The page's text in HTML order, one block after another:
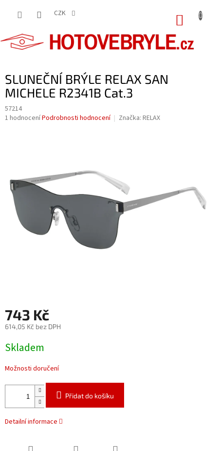
CZK
SLUNEČNÍ BRÝLE RELAX SAN
MICHELE R2341B Cat.3
57214
Průměrné
hvězdiček.
1 hodnoceníPodrobnosti hodnocení Značka: RELAX
743 Kč
614,05 Kč bez DPH
cena:
Skladem
Možnosti doručení
Přidat do košíku
Detailní informace